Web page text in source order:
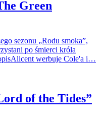
Green
sezonu „Rodu smoka”,
po śmierci króla
werbuje Cole'a i…
of the Tides”